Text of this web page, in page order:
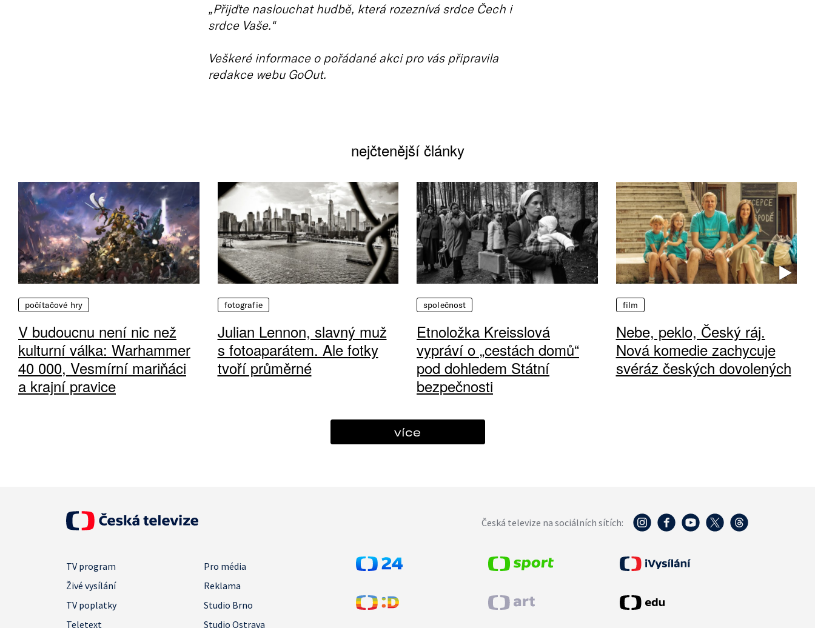
„Přijďte naslouchat hudbě, která rozeznívá srdce Čech i
srdce Vaše.“
Veškeré informace o pořádané akci pro vás připravila
redakce webu GoOut.
nejčtenější články
počítačové hry
V budoucnu není nic než
kulturní válka: Warhammer
40 000, Vesmírní mariňáci
a krajní pravice
fotografie
Julian Lennon, slavný muž
s fotoaparátem. Ale fotky
tvoří průměrné
společnost
Etnoložka Kreisslová
vypráví o „cestách domů“
pod dohledem Státní
bezpečnosti
film
Nebe, peklo, Český ráj.
Nová komedie zachycuje
svéráz českých dovolených
více
Česká televize na sociálních sítích:
TV program
Pro média
Živé vysílání
Reklama
TV poplatky
Studio Brno
Teletext
Studio Ostrava